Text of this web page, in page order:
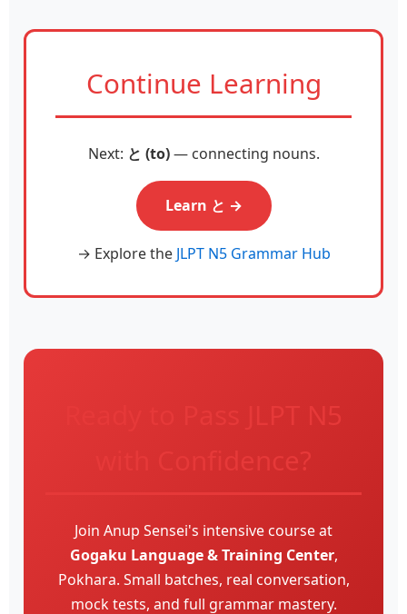
Continue Learning
Next: と (to)— connecting nouns.
Learn と →
→ Explore the JLPT N5 Grammar Hub
Ready to Pass JLPT N5
with Confidence?
Join Anup Sensei's intensive course at
Gogaku Language & Training Center,
Pokhara. Small batches, real conversation,
mock tests, and full grammar mastery.